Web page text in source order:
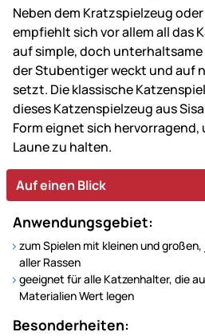
Neben dem Kratzspielzeug
empfiehlt sich vor allem all das
auf simple, doch
der Stubentiger weckt und auf
setzt. Die klassische
dieses Katzenspielzeug aus
Form eignet sich
Laune zu halten.
Auf einen Blick
Anwendungsgebiet:
zum Spielen mit kleinen und
aller Rassen
geeignet für alle Katzenhalter, die
Materialien Wert legen
Besonderheiten: